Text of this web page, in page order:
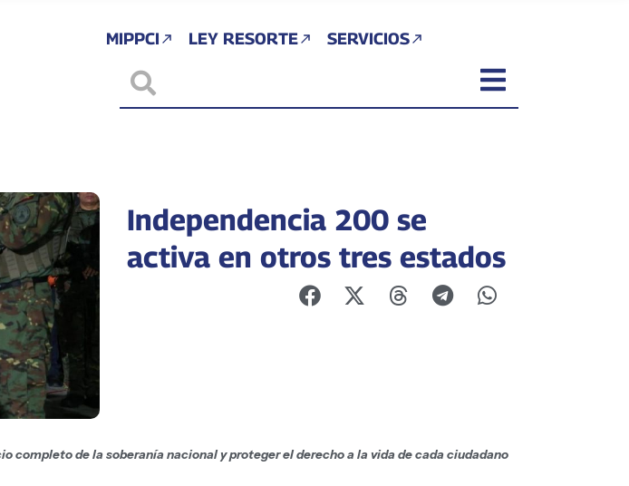
MIPPCI LEY RESORTE SERVICIOS
Independencia 200 se
activa en otros tres estados
de la soberanía nacional y proteger el derecho a la vida de cada ciudadano